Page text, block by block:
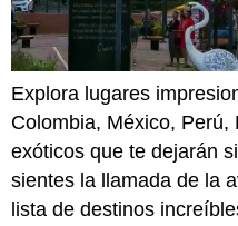
Explora lugares
Colombia, México,
exóticos que te dejarán
sientes la llamada de la
lista de destinos